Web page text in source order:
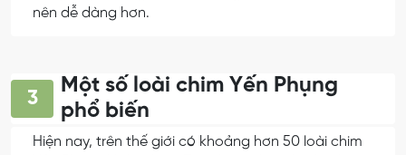
nên dễ dàng hơn.
3
Một số loài chim Yến Phụng
phổ biến
Hiện nay, trên thế giới có khoảng hơn 50 loài chim